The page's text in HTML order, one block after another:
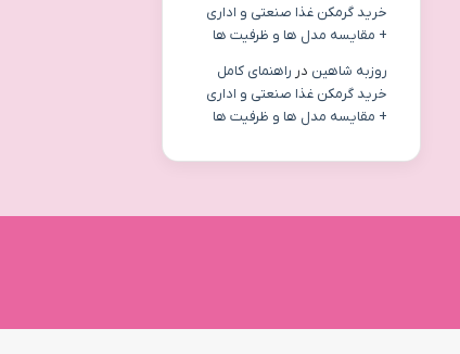
خرید گرمکن غذا صنعتی و اداری
+ مقایسه مدل ها و ظرفیت ها
روزبه شاهین در راهنمای کامل
خرید گرمکن غذا صنعتی و اداری
+ مقایسه مدل ها و ظرفیت ها